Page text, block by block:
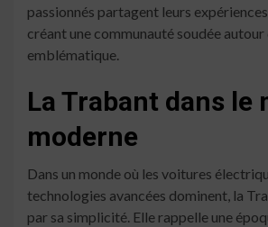
passionnés partagent leurs
créant une communauté soudée
emblématique.
La Trabant dans le
moderne
Dans un monde où les voitures
technologies avancées dominent, la
par sa simplicité. Elle rappelle une